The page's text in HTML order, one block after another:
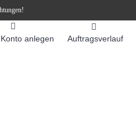
anlegen Auftragsverlauf